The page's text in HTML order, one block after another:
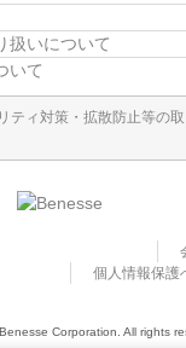
扱いについて
いて
ティ対策・拡散防止等の
Corporation. All rights
個人情報保護